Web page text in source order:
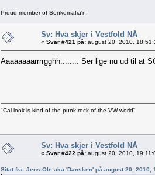
Proud member of Senkemafia'n.
Sv: Hva skjer i Vestfold NÅ
« Svar #421 på: august 20, 2010,
Aaaaaaaarrrrgghh........ Ser lige nu ud til at
"Cal-look is kind of the punk-rock of the VW world"
Sv: Hva skjer i Vestfold NÅ
« Svar #422 på: august 20, 2010,
Sitat fra: Jens-Ole aka 'Dansken' på august 20, 2010,